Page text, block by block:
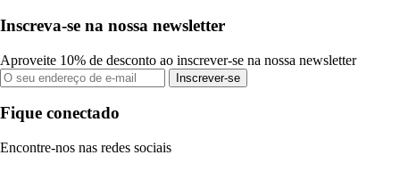
Inscreva-se na nossa newsletter
Aproveite 10% de desconto ao inscrever-se na nossa newsletter
Inscrever-se
Fique conectado
Encontre-nos nas redes sociais